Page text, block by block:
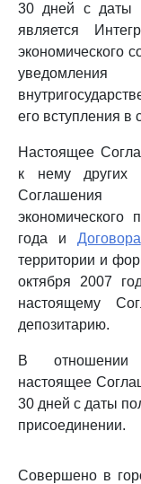
30 дней с даты
является
экономического
его вступления в
Настоящее
к нему других
Соглашения
экономического
года и Договора
территории и
октября 2007
настоящему
депозитарию.
В отношении
настоящее
30 дней с даты
присоединении.
Совершено в